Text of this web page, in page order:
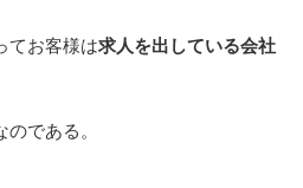
てお客様は求人を出している会社
のである。